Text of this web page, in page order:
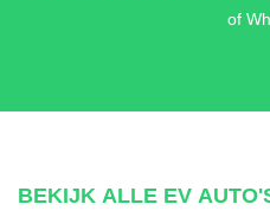
of
BEKIJK ALLE EV